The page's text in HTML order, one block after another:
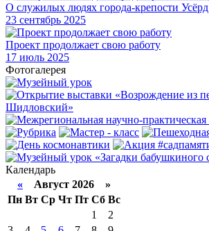
О служилых людях города-крепости Усёрд
23 сентябрь 2025
Проект продолжает свою работу
17 июль 2025
Фотогалерея
Календарь
« Август 2026 »
Пн Вт Ср Чт Пт Сб Вс
1
2